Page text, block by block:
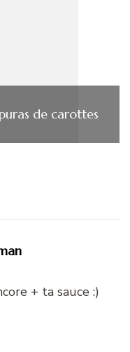
de carottes
+ ta sauce :)